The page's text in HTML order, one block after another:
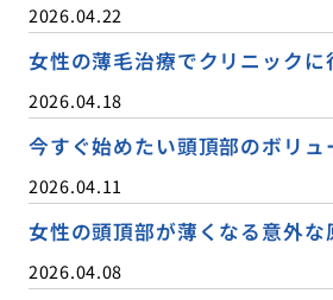
2026.04.22
女性の薄毛治療でクリニックに
2026.04.18
今すぐ始めたい頭頂部のボリ
2026.04.11
女性の頭頂部が薄くなる意外な
2026.04.08